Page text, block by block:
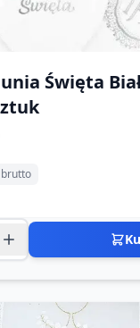
Święta
brutto